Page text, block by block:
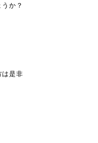
か？
は是非